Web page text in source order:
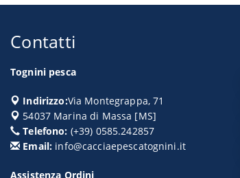
Contatti
Tognini pesca
Indirizzo:Via Montegrappa, 71
54037 Marina di Massa [MS]
Telefono: (+39) 0585.242857
Email: info@cacciaepescatognini.it
Assistenza Ordini